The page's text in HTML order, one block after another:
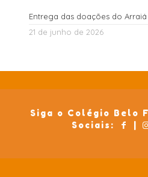
Entrega das doações do
21 de junho de 2026
Siga o Colégio Belo
Sociais:
|